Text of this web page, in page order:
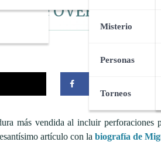
Misterio
Personas
Torneos
de OVERGRIPS
más vendida al incluir
artículo con la biografía de